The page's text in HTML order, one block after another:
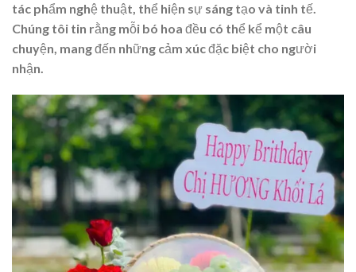
tác phẩm nghệ thuật, thể hiện sự sáng tạo và tinh tế.
Chúng tôi tin rằng mỗi bó hoa đều có thể kể một câu
chuyện, mang đến những cảm xúc đặc biệt cho người
nhận.